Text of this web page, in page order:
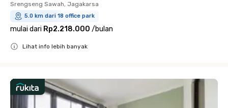
Srengseng Sawah, Jagakarsa
5.0 km dari 18 office park
mulai dari Rp2.218.000 /bulan
Lihat info lebih banyak